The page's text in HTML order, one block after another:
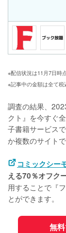
※配信状況は11月7日時
※記事中の金額は全て税
調査の結果、
クト』を今すぐ
子書籍サービス
か複数のサイト
コミックシー
える70％オフク
用することで『
とができます。
無